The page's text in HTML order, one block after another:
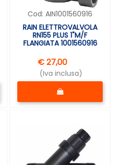
Cod: AIN1001560916
RAIN ELETTROVALVOLA
RN155 PLUS 1"M/F
FLANGIATA 1001560916
€ 27,00
(Iva inclusa)
Quantità